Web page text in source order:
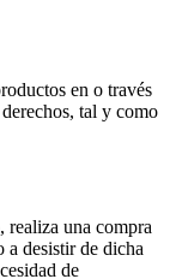
en o través
tal y como
realiza una compra
a desistir de dicha
de